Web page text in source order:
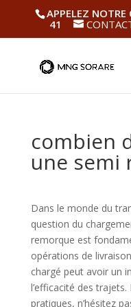
APPELEZ
41
combien
une semi
Dans le monde du
question du
remorque est
opérations de
chargé peut avoir un
l’efficacité des
pratiques, n’hésitez